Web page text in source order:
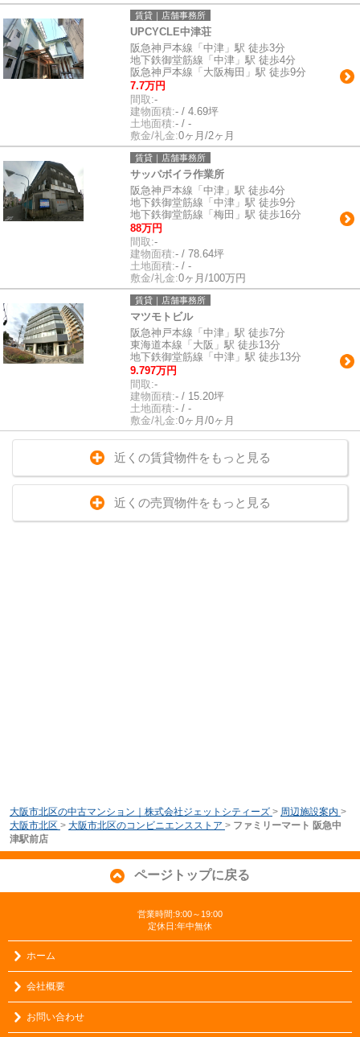
賃貸｜店舗事務所
UPCYCLE中津荘
阪急神戸本線「中津」駅 徒歩3分
地下鉄御堂筋線「中津」駅 徒歩4分
阪急神戸本線「大阪梅田」駅 徒歩9分
7.7万円
間取:-
建物面積:- / 4.69坪
土地面積:- / -
敷金/礼金:0ヶ月/2ヶ月
賃貸｜店舗事務所
サッパボイラ作業所
阪急神戸本線「中津」駅 徒歩4分
地下鉄御堂筋線「中津」駅 徒歩9分
地下鉄御堂筋線「梅田」駅 徒歩16分
88万円
間取:-
建物面積:- / 78.64坪
土地面積:- / -
敷金/礼金:0ヶ月/100万円
賃貸｜店舗事務所
マツモトビル
阪急神戸本線「中津」駅 徒歩7分
東海道本線「大阪」駅 徒歩13分
地下鉄御堂筋線「中津」駅 徒歩13分
9.797万円
間取:-
建物面積:- / 15.20坪
土地面積:- / -
敷金/礼金:0ヶ月/0ヶ月
近くの賃貸物件をもっと見る
近くの売買物件をもっと見る
大阪市北区の中古マンション｜株式会社ジェットシティーズ > 周辺施設案内 >
大阪市北区 > 大阪市北区のコンビニエンスストア > ファミリーマート 阪急中
津駅前店
ページトップに戻る
営業時間:9:00～19:00
定休日:年中無休
ホーム
会社概要
お問い合わせ